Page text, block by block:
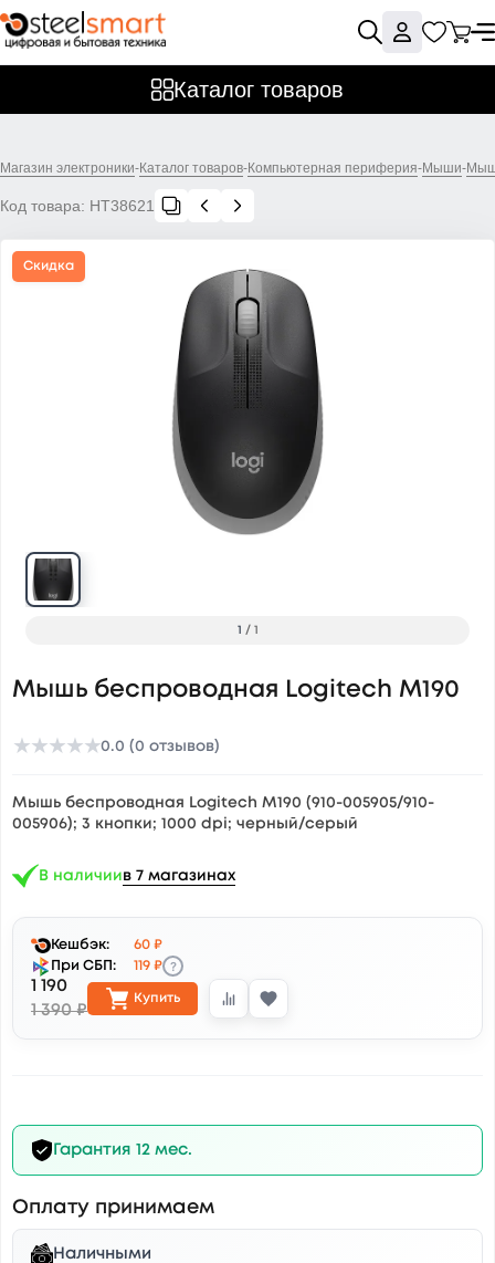
Каталог товаров
Магазин электроники-Каталог товаров-Компьютерная периферия-Мыши-
Код товара: НТ38621
Скидка
1 / 1
Мышь беспроводная Logitech M190
★★★★★0.0 (0 отзывов)
Мышь беспроводная Logitech M190 (910-005905/910-
005906); 3 кнопки; 1000 dpi; черный/серый
В наличиив 7 магазинах
Кешбэк:
60 ₽
При СБП:
119 ₽ ?
1 190
1 390 ₽
Купить
Гарантия 12 мес.
Оплату принимаем
Наличными